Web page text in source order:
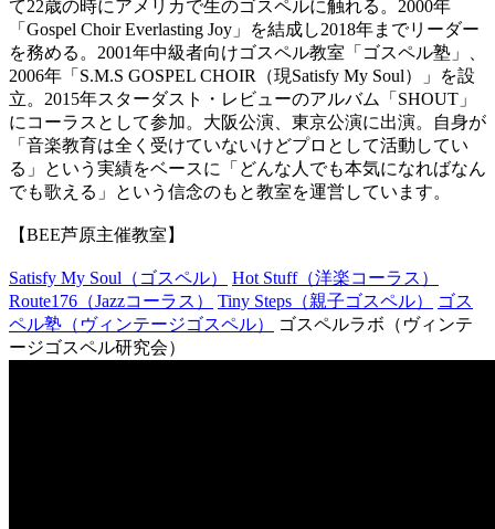
て22歳の時にアメリカで生のゴスペルに触れる。2000年
「Gospel Choir Everlasting Joy」を結成し2018年までリーダー
を務める。2001年中級者向けゴスペル教室「ゴスペル塾」、
2006年「S.M.S GOSPEL CHOIR（現Satisfy My Soul）」を設
立。2015年スターダスト・レビューのアルバム「SHOUT」
にコーラスとして参加。大阪公演、東京公演に出演。自身が
「音楽教育は全く受けていないけどプロとして活動してい
る」という実績をベースに「どんな人でも本気になればなん
でも歌える」という信念のもと教室を運営しています。
【BEE芦原主催教室】
Satisfy My Soul（ゴスペル）
Hot Stuff（洋楽コーラス）
Route176（Jazzコーラス）
Tiny Steps（親子ゴスペル）
ゴス
ペル塾（ヴィンテージゴスペル）
ゴスペルラボ（ヴィンテ
ージゴスペル研究会）